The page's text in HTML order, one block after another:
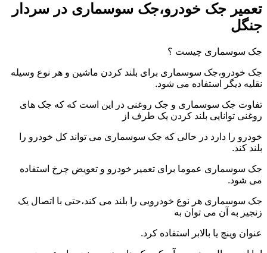
تعمیر جک خودرو،جک سوسماری در سردار
جنگل
جک سوسماری چیست ؟
جک خودرو،جک سوسماری برای بلند کردن ماشین و هر نوع وسیله
نقلیه دیگر استفاده می شود.
تفاوت جک سوسماری و جک روغنی در این است که که جک های
روغنی توانایی بلند کردن یک طرف از
خودرو را دارد در حالی که جک سوسماری می تواند کل خودرو را
بلند کند.
جک سوسماری عموما برای تعمیر خودرو و تعویض چرخ استفاده
می شود.
جک سوسماری هر نوع خودرویی را بلند می کند،حتی با اتصال یک
زنجیر به آن می توان به
عنوان وینچ یا بالابر استفاده کرد.